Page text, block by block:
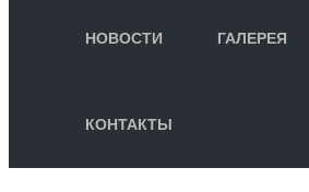
НОВОСТИ ГАЛЕРЕЯ
КОНТАКТЫ